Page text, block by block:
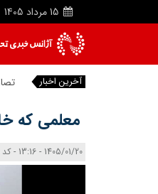
15 مرداد 1405
آخرین اخبار
معلمی که
1405/01/20 - 13:16 - کد خبر: 159050